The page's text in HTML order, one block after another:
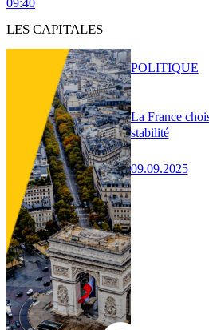
LES CAPITALES
La France
stabilité
09.09.2025
POLITIQUE